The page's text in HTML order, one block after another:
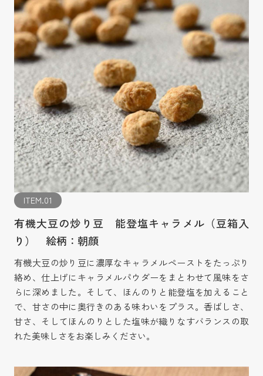
ITEM.01
有機大豆の炒り豆 能登塩キャラメル（豆箱入
り） 絵柄：朝顔
有機大豆の炒り豆に濃厚なキャラメルペーストをたっぷり
絡め、仕上げにキャラメルパウダーをまとわせて風味をさ
らに深めました。そして、ほんのりと能登塩を加えること
で、甘さの中に奥行きのある味わいをプラス。香ばしさ、
甘さ、そしてほんのりとした塩味が織りなすバランスの取
れた美味しさをお楽しみください。